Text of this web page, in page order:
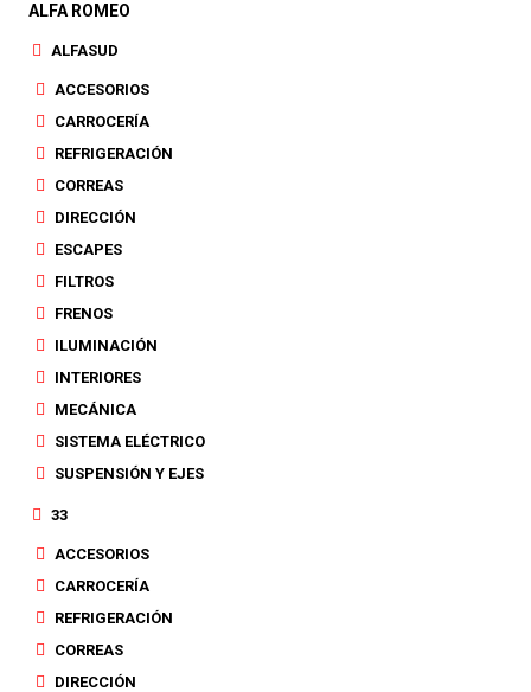
ALFA ROMEO
ALFASUD
ACCESORIOS
CARROCERÍA
REFRIGERACIÓN
CORREAS
DIRECCIÓN
ESCAPES
FILTROS
FRENOS
ILUMINACIÓN
INTERIORES
MECÁNICA
SISTEMA ELÉCTRICO
SUSPENSIÓN Y EJES
33
ACCESORIOS
CARROCERÍA
REFRIGERACIÓN
CORREAS
DIRECCIÓN